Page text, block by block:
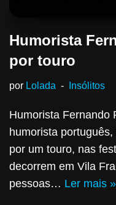
Humorista
por touro
por Lolada Insólitos
Humorista Fernando
humorista
por um touro, nas
decorrem em Vila
pessoas… Ler mais »